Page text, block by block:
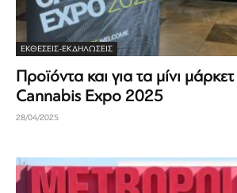
ΕΚΘΈΣΕΙΣ-ΕΚΔΗΛΏΣΕΙΣ
Προϊόντα και για τα μίνι
Cannabis Expo 2025
28/04/2025